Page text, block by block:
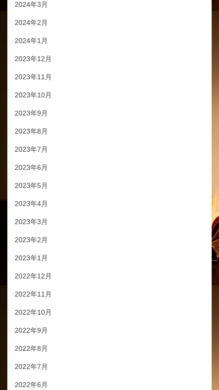
2024年3月
2024年2月
2024年1月
2023年12月
2023年11月
2023年10月
2023年9月
2023年8月
2023年7月
2023年6月
2023年5月
2023年4月
2023年3月
2023年2月
2023年1月
2022年12月
2022年11月
2022年10月
2022年9月
2022年8月
2022年7月
2022年6月